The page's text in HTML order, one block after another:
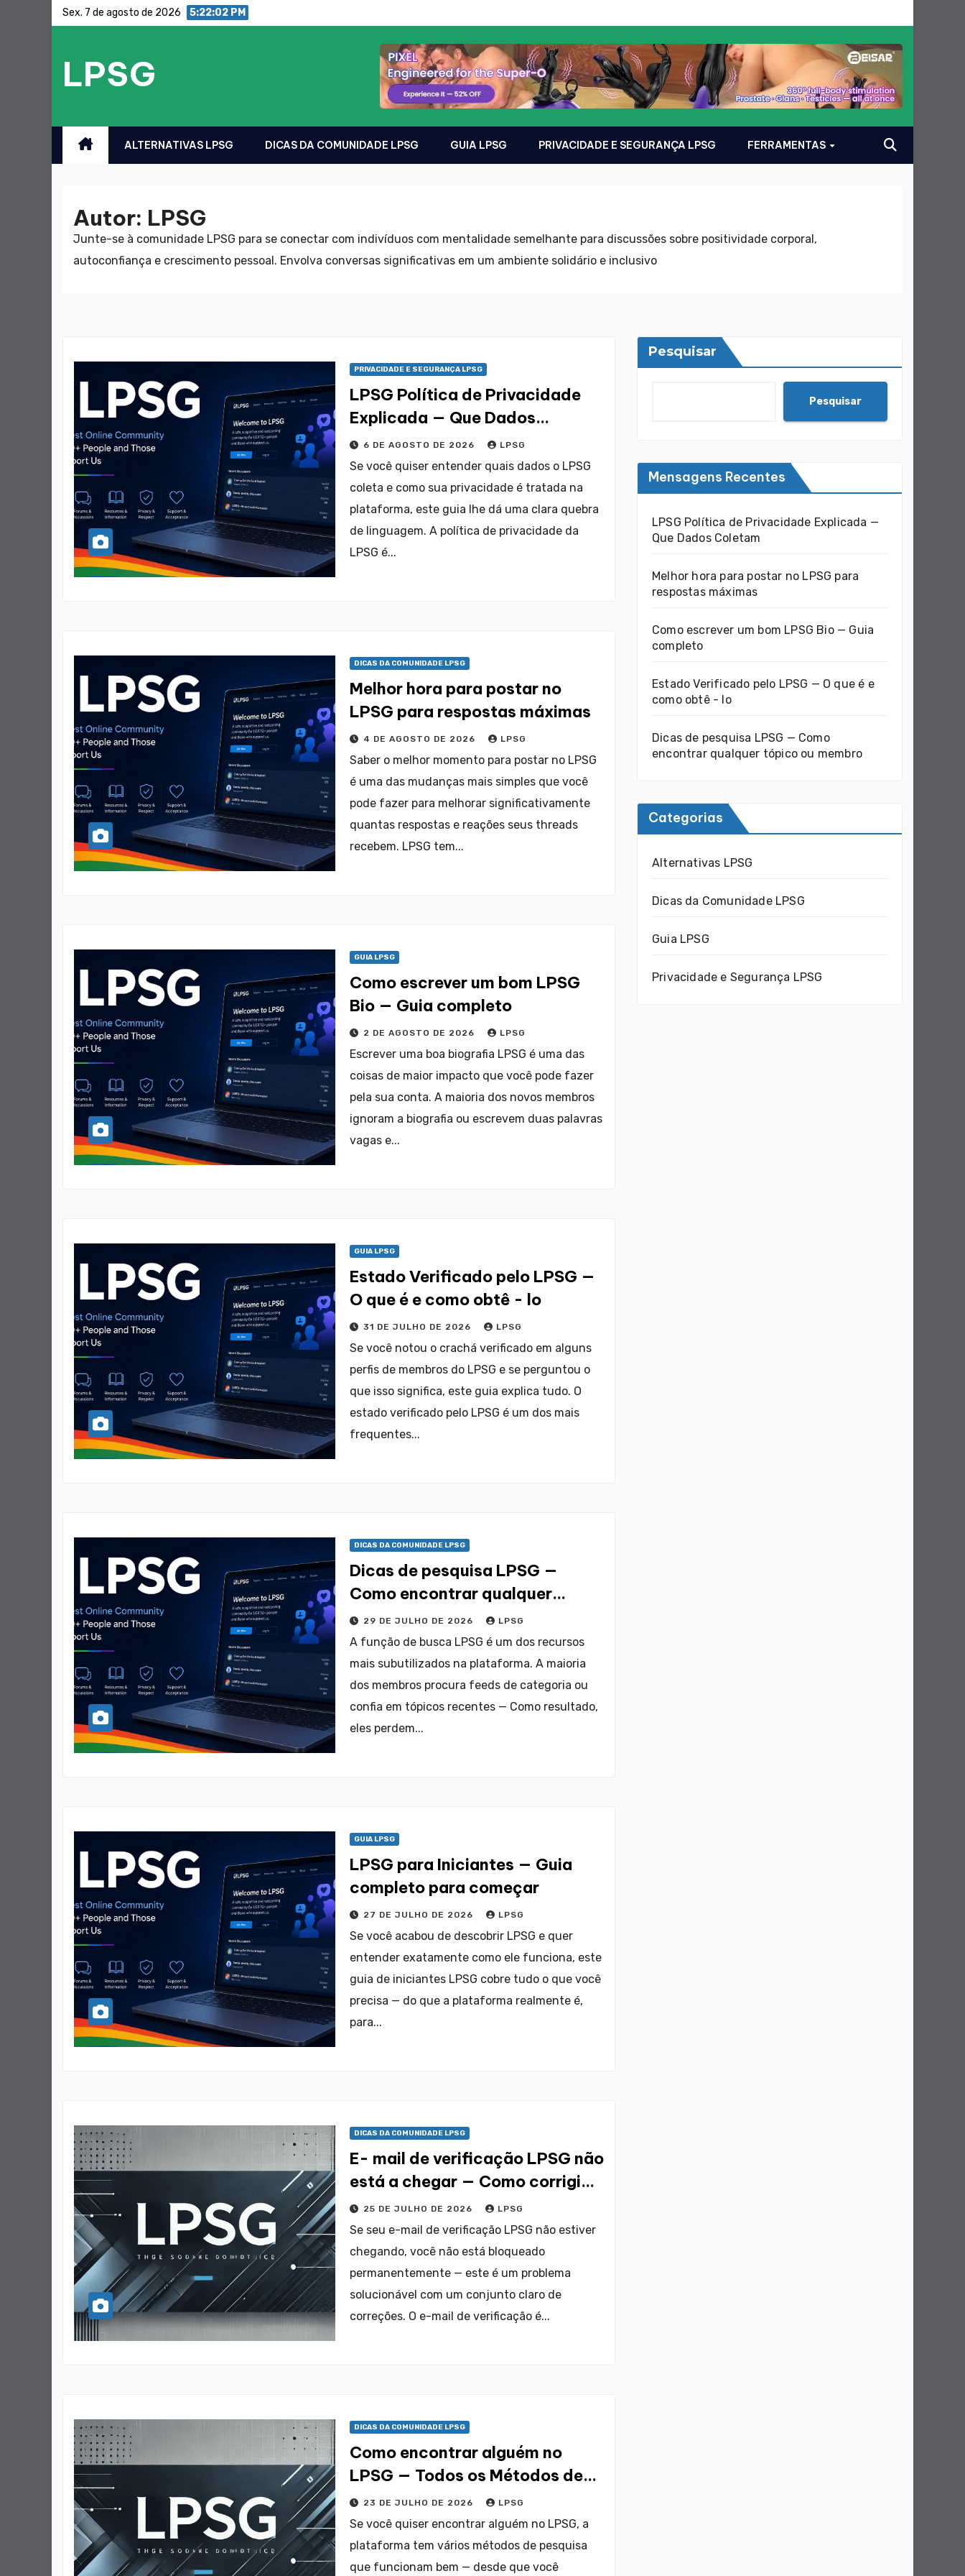
Sex. 7 de agosto de 2026 5:22:04 PM
LPSG
ALTERNATIVAS LPSG DICAS DA COMUNIDADE LPSG GUIA LPSG PRIVACIDADE E SEGURANÇA LPSG FERRAMENTAS
Autor: LPSG
Junte-se à comunidade LPSG para se conectar com indivíduos com mentalidade semelhante para discussões sobre positividade corporal,
autoconfiança e crescimento pessoal. Envolva conversas significativas em um ambiente solidário e inclusivo
PRIVACIDADE E SEGURANÇA LPSG
LPSG Política de Privacidade
Explicada — Que Dados
Coletam
6 DE AGOSTO DE 2026 LPSG
Se você quiser entender quais dados o LPSG
coleta e como sua privacidade é tratada na
plataforma, este guia lhe dá uma clara quebra
de linguagem. A política de privacidade da
LPSG é...
DICAS DA COMUNIDADE LPSG
Melhor hora para postar no
LPSG para respostas máximas
4 DE AGOSTO DE 2026 LPSG
Saber o melhor momento para postar no LPSG
é uma das mudanças mais simples que você
pode fazer para melhorar significativamente
quantas respostas e reações seus threads
recebem. LPSG tem...
GUIA LPSG
Como escrever um bom LPSG
Bio — Guia completo
2 DE AGOSTO DE 2026 LPSG
Escrever uma boa biografia LPSG é uma das
coisas de maior impacto que você pode fazer
pela sua conta. A maioria dos novos membros
ignoram a biografia ou escrevem duas palavras
vagas e...
GUIA LPSG
Estado Verificado pelo LPSG —
O que é e como obtê - lo
31 DE JULHO DE 2026 LPSG
Se você notou o crachá verificado em alguns
perfis de membros do LPSG e se perguntou o
que isso significa, este guia explica tudo. O
estado verificado pelo LPSG é um dos mais
frequentes...
DICAS DA COMUNIDADE LPSG
Dicas de pesquisa LPSG —
Como encontrar qualquer
tópico ou membro
29 DE JULHO DE 2026 LPSG
A função de busca LPSG é um dos recursos
mais subutilizados na plataforma. A maioria
dos membros procura feeds de categoria ou
confia em tópicos recentes — Como resultado,
eles perdem...
GUIA LPSG
LPSG para Iniciantes — Guia
completo para começar
27 DE JULHO DE 2026 LPSG
Se você acabou de descobrir LPSG e quer
entender exatamente como ele funciona, este
guia de iniciantes LPSG cobre tudo o que você
precisa — do que a plataforma realmente é,
para...
DICAS DA COMUNIDADE LPSG
E- mail de verificação LPSG não
está a chegar — Como corrigi-
lo 25 DE JULHO DE 2026 LPSG
Se seu e-mail de verificação LPSG não estiver
chegando, você não está bloqueado
permanentemente — este é um problema
solucionável com um conjunto claro de
correções. O e-mail de verificação é...
DICAS DA COMUNIDADE LPSG
Como encontrar alguém no
LPSG — Todos os Métodos de
Pesquisa
23 DE JULHO DE 2026 LPSG
Se você quiser encontrar alguém no LPSG, a
plataforma tem vários métodos de pesquisa
que funcionam bem — desde que você
Pesquisar
Pesquisar
Mensagens Recentes
LPSG Política de Privacidade Explicada —
Que Dados Coletam
Melhor hora para postar no LPSG para
respostas máximas
Como escrever um bom LPSG Bio — Guia
completo
Estado Verificado pelo LPSG — O que é e
como obtê - lo
Dicas de pesquisa LPSG — Como
encontrar qualquer tópico ou membro
Categorias
Alternativas LPSG
Dicas da Comunidade LPSG
Guia LPSG
Privacidade e Segurança LPSG